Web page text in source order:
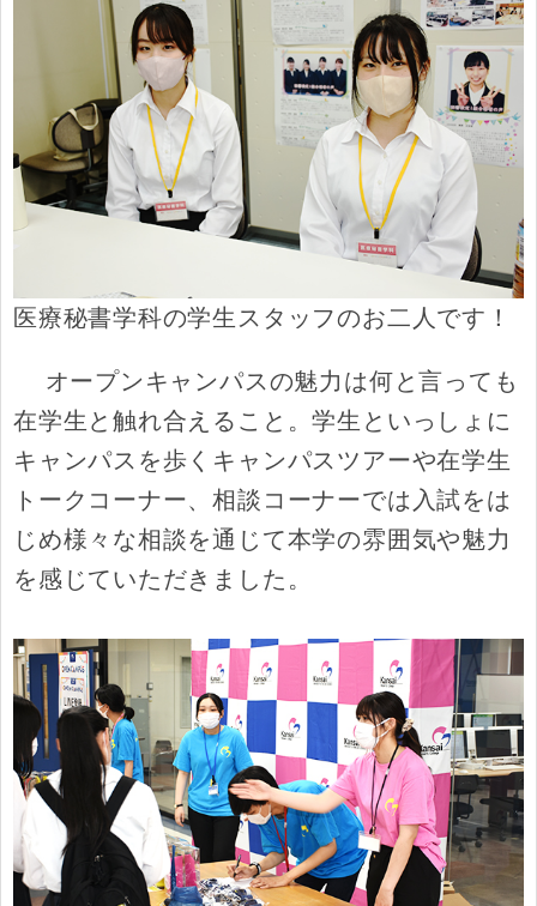
医療秘書学科の学生スタッフのお二人です！
オープンキャンパスの魅力は何と言っても
在学生と触れ合えること。学生といっしょに
キャンパスを歩くキャンパスツアーや在学生
トークコーナー、相談コーナーでは入試をは
じめ様々な相談を通じて本学の雰囲気や魅力
を感じていただきました。